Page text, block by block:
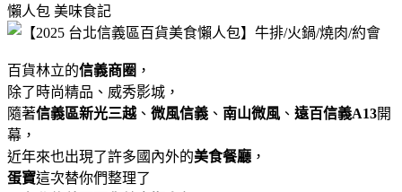
懶人包 美味食記
百貨林立的信義商圈 ，
除了時尚精品、威秀影城，
隨著信義區新光三越 、 微風信義 、 南山微風 、 遠百信義A13開
幕，
近年來也出現了許多國內外的美食餐廳 ，
蛋寶這次替你們整理了